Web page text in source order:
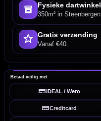
Fysieke dartwinkel
350m² in Steenbergen
Gratis verzending
Vanaf €40
Betaal veilig met
iDEAL / Wero
Creditcard